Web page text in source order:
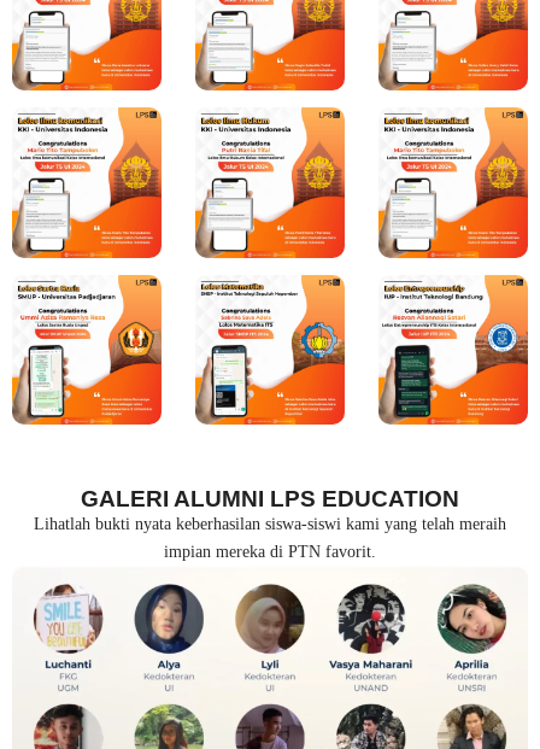
GALERI ALUMNI LPS EDUCATION
Lihatlah bukti nyata keberhasilan siswa-siswi kami yang telah meraih
impian mereka di PTN favorit.